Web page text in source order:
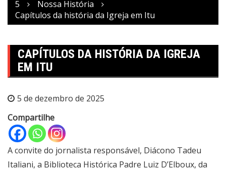
5
Nossa História
Capítulos da história da Igreja em Itu
CAPÍTULOS DA HISTÓRIA DA IGREJA
EM ITU
5 de dezembro de 2025
Compartilhe
A convite do jornalista responsável, Diácono Tadeu
Italiani, a Biblioteca Histórica Padre Luiz D’Elboux, da